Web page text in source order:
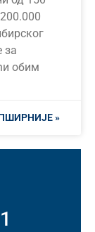
за
обим
»